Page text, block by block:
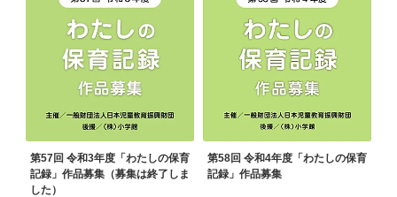
第57回 令和3年度「わたしの保育
記録」作品募集（募集は終了しま
した）
第58回 令和4年度「わたしの保育
記録」作品募集